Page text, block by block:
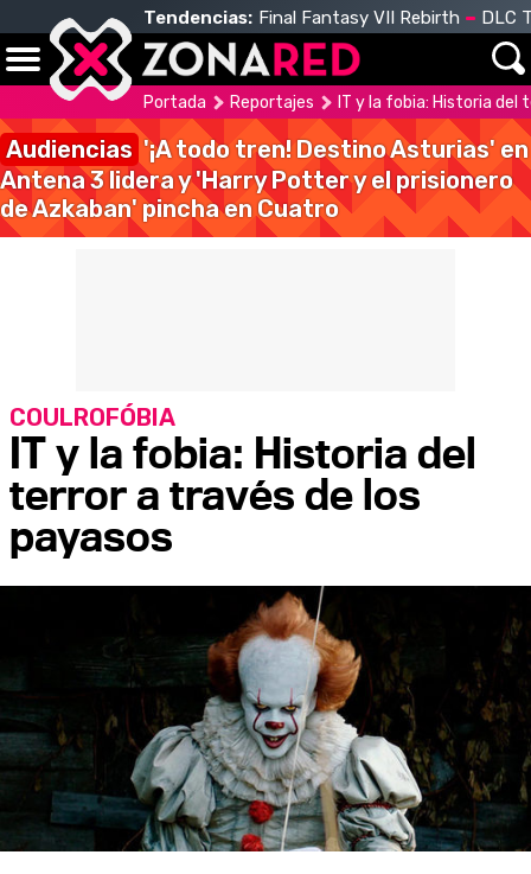
Tendencias: Final Fantasy VII Rebirth DLC
Portada Reportajes IT y la fobia: Historia del
Audiencias '¡A todo tren! Destino Asturias' en
Antena 3 lidera y 'Harry Potter y el prisionero
de Azkaban' pincha en Cuatro
IT y la fobia: Historia del
terror a través de los
payasos
COULROFÓBIA